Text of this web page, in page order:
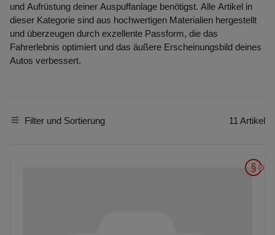
und Aufrüstung deiner Auspuffanlage benötigst. Alle Artikel in
dieser Kategorie sind aus hochwertigen Materialien hergestellt
und überzeugen durch exzellente Passform, die das
Fahrerlebnis optimiert und das äußere Erscheinungsbild deines
Autos verbessert.
Filter und Sortierung 11 Artikel